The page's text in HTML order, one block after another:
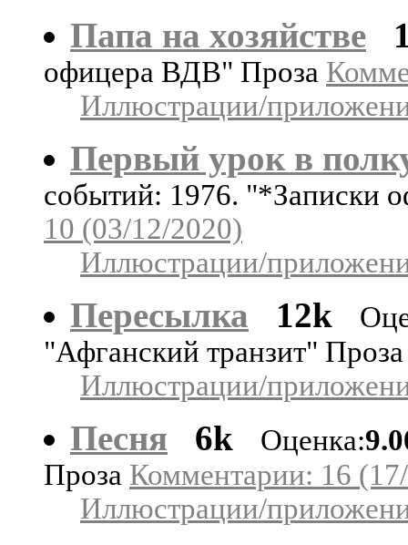
Папа на хозяйстве
офицера ВДВ" Проза
Иллюстрации/
Первый урок в
событий: 1976. "*Записки
10 (03/12/2020)
Иллюстрации/
Пересылка 12k
"Афганский транзит"
Иллюстрации/
Песня 6k Оценка:
Проза Комментарии: 16
Иллюстрации/